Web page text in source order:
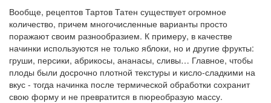
Вообще, рецептов Тартов Татен существует огромное
количество, причем многочисленные варианты просто
поражают своим разнообразием. К примеру, в качестве
начинки используются не только яблоки, но и другие фрукты:
груши, персики, абрикосы, ананасы, сливы… Главное, чтобы
плоды были досрочно плотной текстуры и кисло-сладкими на
вкус - тогда начинка после термической обработки сохранит
свою форму и не превратится в пюреобразую массу.